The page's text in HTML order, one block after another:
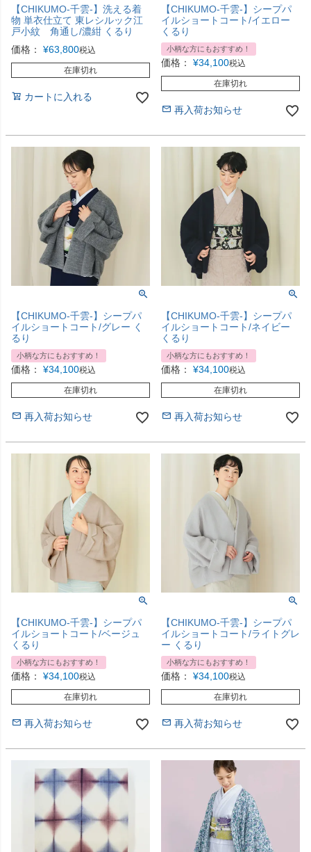
【CHIKUMO-千雲-】洗える着
物 単衣仕立て 東レシルック江
戸小紋 角通し/濃紺 くるり
価格：
¥63,800税込
在庫切れ
カートに入れる
【CHIKUMO-千雲-】シープパ
イルショートコート/イエロー
くるり
小柄な方にもおすすめ！
価格： ¥34,100税込
在庫切れ
再入荷お知らせ
【CHIKUMO-千雲-】シープパ
イルショートコート/グレー く
るり
小柄な方にもおすすめ！
価格： ¥34,100税込
在庫切れ
再入荷お知らせ
【CHIKUMO-千雲-】シープパ
イルショートコート/ネイビー
くるり
小柄な方にもおすすめ！
価格： ¥34,100税込
在庫切れ
再入荷お知らせ
【CHIKUMO-千雲-】シープパ
イルショートコート/ベージュ
くるり
小柄な方にもおすすめ！
価格： ¥34,100税込
在庫切れ
再入荷お知らせ
【CHIKUMO-千雲-】シープパ
イルショートコート/ライトグレ
ー くるり
小柄な方にもおすすめ！
価格： ¥34,100税込
在庫切れ
再入荷お知らせ